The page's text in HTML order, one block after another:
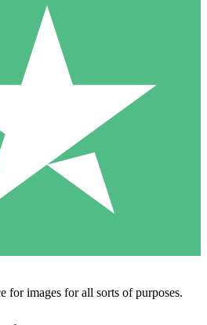
for images for all sorts of purposes.